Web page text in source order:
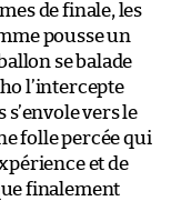
de finale, les
pousse un
se balade
l’intercepte
vers le
folle percée qui
et de
finalement